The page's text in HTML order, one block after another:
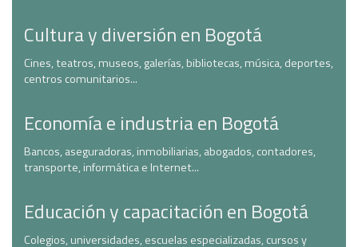
Cultura y diversión en Bogotá
Cines, teatros, museos, galerías, bibliotecas, música, deportes,
centros comunitarios...
Economía e industria en Bogotá
Bancos, aseguradoras, inmobiliarias, abogados, contadores,
transporte, informática e Internet...
Educación y capacitación en Bogotá
Colegios, universidades, escuelas especializadas, cursos y